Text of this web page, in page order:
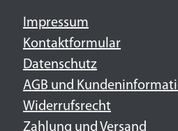
Impressum
Kontaktformular
Datenschutz
AGB und
Widerrufsrecht
Zahlung und Versand